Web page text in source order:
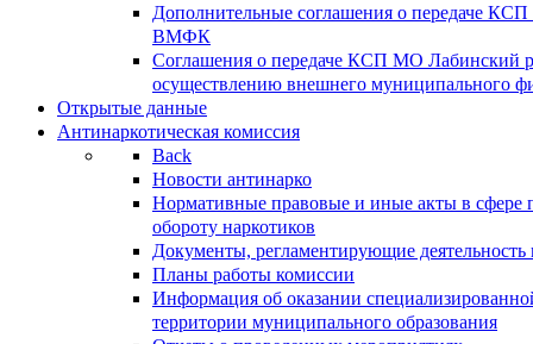
Дополнительные соглашения о передаче
ВМФК
Соглашения о передаче КСП МО Лабинский
осуществлению внешнего муниципального
Открытые данные
Антинаркотическая комиссия
Back
Новости антинарко
Нормативные правовые и иные акты в сфере
обороту наркотиков
Документы, регламентирующие деятельность
Планы работы комиссии
Информация об оказании
территории муниципального образования